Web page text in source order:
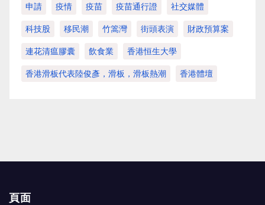
申請 疫情 疫苗 疫苗通行證 社交媒體
科技股 移民潮 竹篙灣 街頭表演 財政預算案
連花清瘟膠囊 飲食業 香港恒生大學
香港滑板代表陸俊彥，滑板，滑板熱潮 香港體壇
頁面